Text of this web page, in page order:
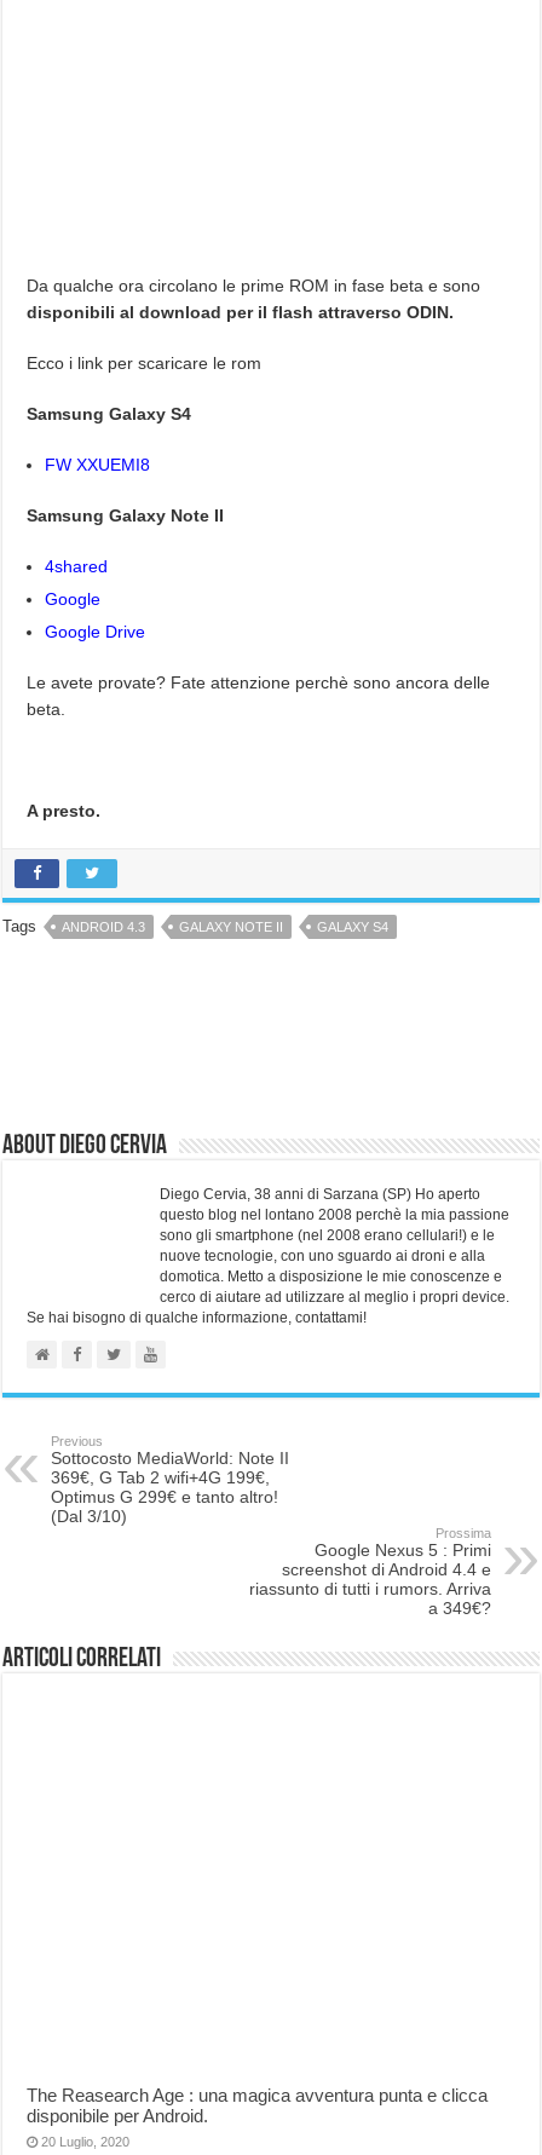
Da qualche ora circolano le prime ROM in fase beta e sono
disponibili al download per il flash attraverso ODIN.
Ecco i link per scaricare le rom
Samsung Galaxy S4
FW XXUEMI8
Samsung Galaxy Note II
4shared
Google
Google Drive
Le avete provate? Fate attenzione perchè sono ancora delle
beta.
A presto.
Tags ANDROID 4.3 GALAXY NOTE II GALAXY S4
About Diego Cervia
Diego Cervia, 38 anni di Sarzana (SP) Ho aperto
questo blog nel lontano 2008 perchè la mia passione
sono gli smartphone (nel 2008 erano cellulari!) e le
nuove tecnologie, con uno sguardo ai droni e alla
domotica. Metto a disposizione le mie conoscenze e
cerco di aiutare ad utilizzare al meglio i propri device.
Se hai bisogno di qualche informazione, contattami!
Previous
Sottocosto MediaWorld: Note II
369€, G Tab 2 wifi+4G 199€,
Optimus G 299€ e tanto altro!
(Dal 3/10)
Prossima
Google Nexus 5 : Primi
screenshot di Android 4.4 e
riassunto di tutti i rumors. Arriva
a 349€?
Articoli correlati
The Reasearch Age : una magica avventura punta e clicca
disponibile per Android.
20 Luglio, 2020